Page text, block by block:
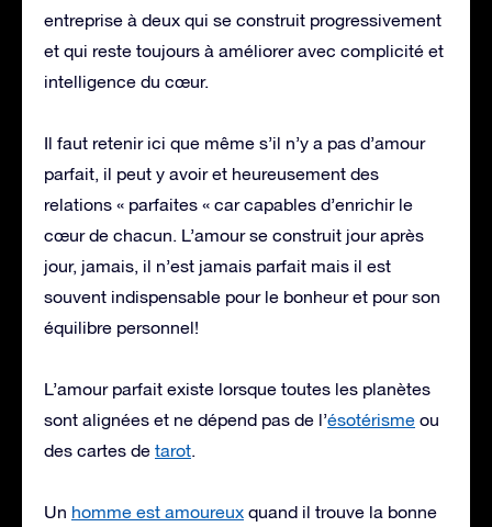
entreprise à deux qui se construit progressivement
et qui reste toujours à améliorer avec complicité et
intelligence du cœur.
Il faut retenir ici que même s’il n’y a pas d’amour
parfait, il peut y avoir et heureusement des
relations « parfaites « car capables d’enrichir le
cœur de chacun. L’amour se construit jour après
jour, jamais, il n’est jamais parfait mais il est
souvent indispensable pour le bonheur et pour son
équilibre personnel!
L’amour parfait existe lorsque toutes les planètes
sont alignées et ne dépend pas de l’ésotérisme ou
des cartes de tarot.
Un homme est amoureux quand il trouve la bonne